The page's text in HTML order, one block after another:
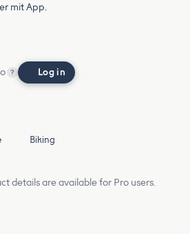
mit App.
? Log in
Biking
details are available for Pro users.